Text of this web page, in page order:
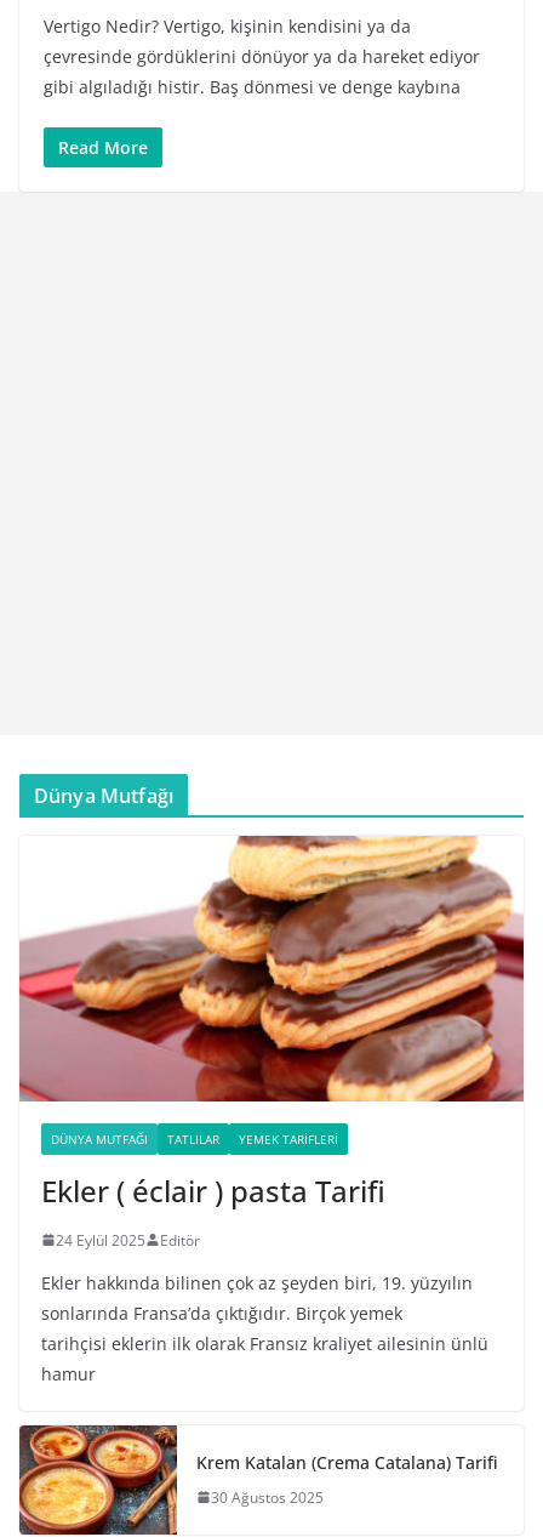
Vertigo Nedir? Vertigo, kişinin kendisini ya da
çevresinde gördüklerini dönüyor ya da hareket ediyor
gibi algıladığı histir. Baş dönmesi ve denge kaybına
Read More
Dünya Mutfağı
DÜNYA MUTFAĞI TATLILAR YEMEK TARIFLERI
Ekler ( éclair ) pasta Tarifi
24 Eylül 2025 Editör
Ekler hakkında bilinen çok az şeyden biri, 19. yüzyılın
sonlarında Fransa’da çıktığıdır. Birçok yemek
tarihçisi eklerin ilk olarak Fransız kraliyet ailesinin ünlü
hamur
Krem Katalan (Crema Catalana) Tarifi
30 Ağustos 2025